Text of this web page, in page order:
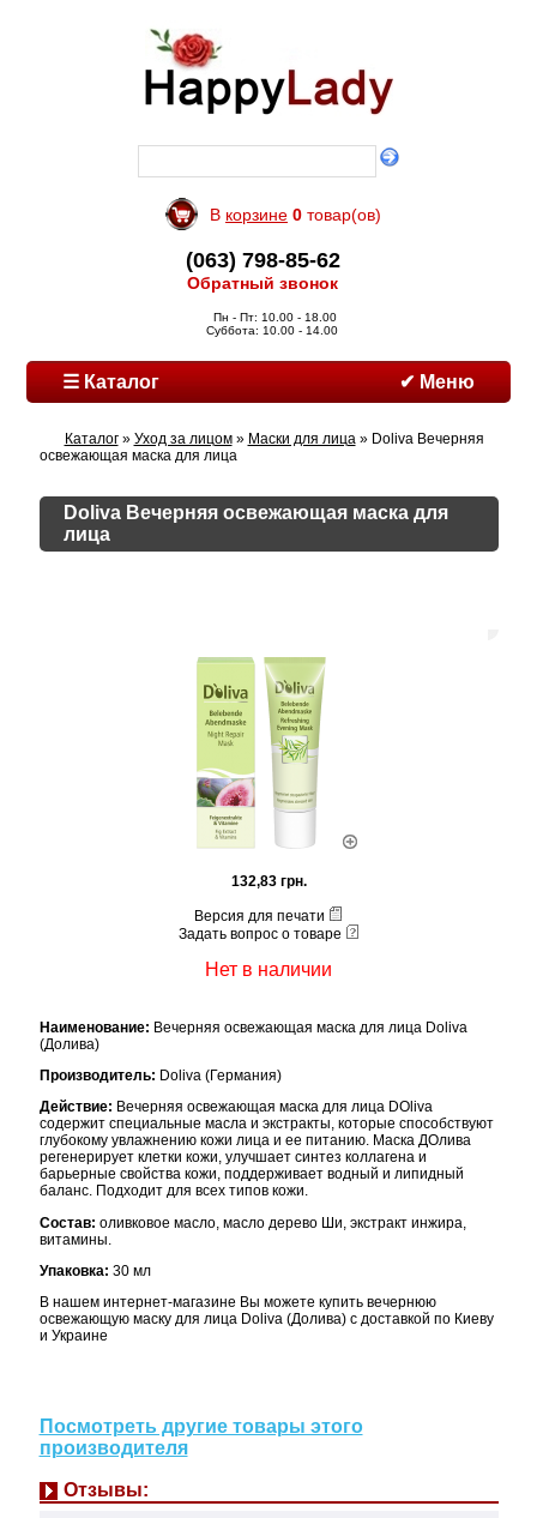
В корзине 0 товар(ов)
(063) 798-85-62
Обратный звонок
Пн - Пт: 10.00 - 18.00
Суббота: 10.00 - 14.00
☰ Каталог ✔ Меню
Каталог» Уход за лицом» Маски для лица» Doliva Вечерняя
освежающая маска для лица
Doliva Вечерняя освежающая маска для
лица
132,83 грн.
Версия для печати
Задать вопрос о товаре
Нет в наличии
Наименование: Вечерняя освежающая маска для лица Doliva
(Долива)
Производитель: Doliva (Германия)
Действие: Вечерняя освежающая маска для лица DOliva
содержит специальные масла и экстракты, которые способствуют
глубокому увлажнению кожи лица и ее питанию. Маска ДОлива
регенерирует клетки кожи, улучшает синтез коллагена и
барьерные свойства кожи, поддерживает водный и липидный
баланс. Подходит для всех типов кожи.
Состав: оливковое масло, масло дерево Ши, экстракт инжира,
витамины.
Упаковка: 30 мл
В нашем интернет-магазине Вы можете купить вечернюю
освежающую маску для лица Doliva (Долива) с доставкой по Киеву
и Украине
Посмотреть другие товары этого
производителя
Отзывы: